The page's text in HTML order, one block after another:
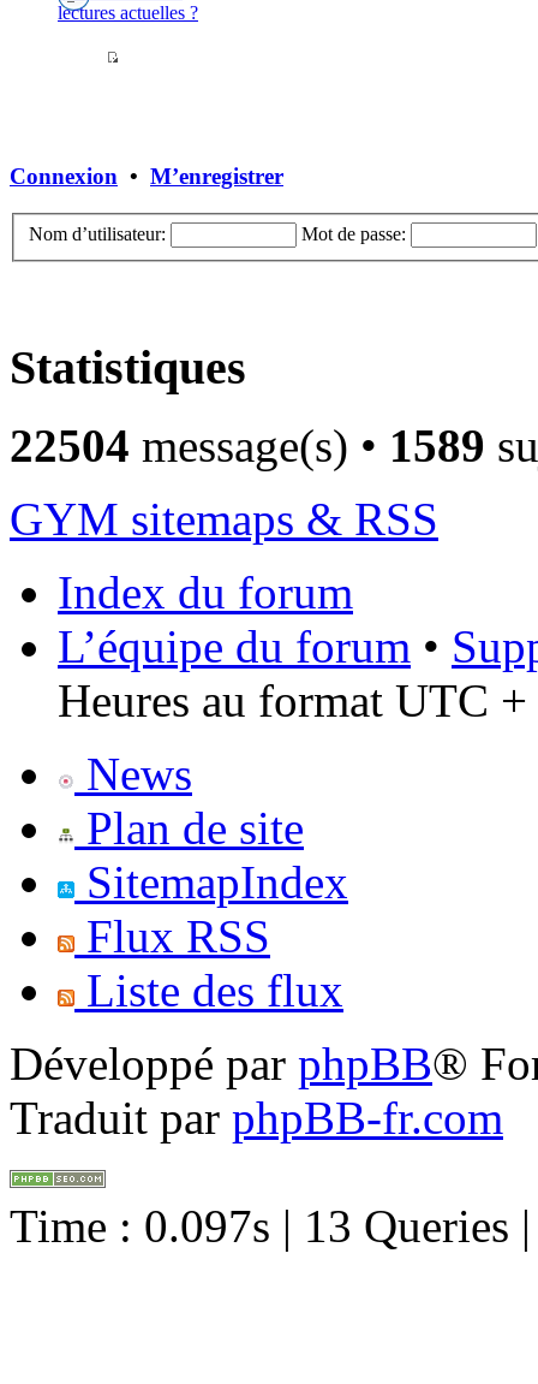
lectures actuelles ?
Connexion • M’enregistrer
Nom d’utilisateur: Mot de passe:
Statistiques
22504 message(s) • 1589
GYM sitemaps & RSS
Index du forum
L’équipe du forum •
Heures au format UTC +
News
Plan de site
SitemapIndex
Flux RSS
Liste des flux
Développé par phpBB®
Traduit par phpBB-fr.com
Time : 0.097s | 13 Queries